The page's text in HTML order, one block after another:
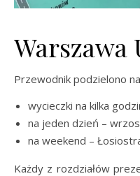
Warszawa
Przewodnik podzielono
wycieczki na kilka
na jeden dzień –
na weekend –
Każdy z rozdziałów